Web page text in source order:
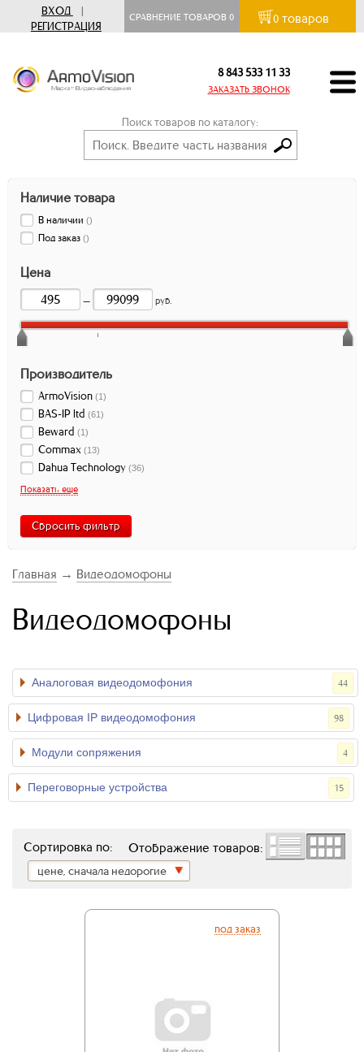
ВХОД
|
РЕГИСТРАЦИЯ
СРАВНЕНИЕ ТОВАРОВ0 0 товаров
8 843 533 11 33
ЗАКАЗАТЬ ЗВОНОК
Поиск товаров по каталогу:
Наличие товара
В наличии ()
Под заказ ()
Цена
— руб.
Производитель
ArmoVision (1)
BAS-IP ltd (61)
Beward (1)
Commax (13)
Dahua Technology (36)
Показать еще
Сбросить фильтр
Главная → Видеодомофоны
Видеодомофоны
44
Аналоговая видеодомофония
98
Цифровая IP видеодомофония
4
Модули сопряжения
15
Переговорные устройства
Отображение товаров:
Сортировка по:
цене, сначала недорогие
под заказ